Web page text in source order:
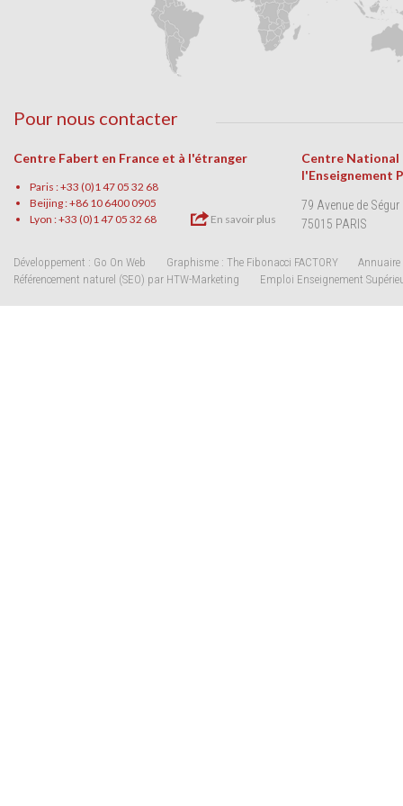
Pour nous contacter
Centre Fabert en France et à l'étranger
Paris : +33 (0)1 47 05 32 68
Beijing : +86 10 6400 0905
Lyon : +33 (0)1 47 05 32 68
En savoir plus
Centre National
l'Enseignement
79 Avenue de Ségur
75015 PARIS
Développement : Go On Web Graphisme : The Fibonacci FACTORY
Annuaire
Référencement naturel (SEO) par HTW-Marketing
Emploi Enseignement